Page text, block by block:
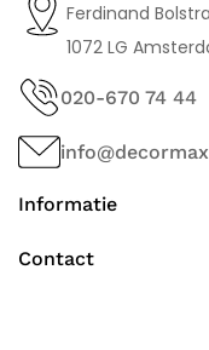
Informatie
Contact
Ferdinand
1072 LG
020-670 74 44